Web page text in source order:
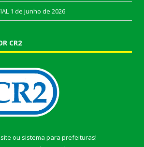
1 de junho de 2026
CR2
ou sistema para prefeituras!